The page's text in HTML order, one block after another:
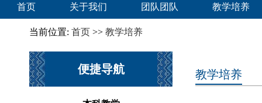
首页 关于我们 团队团队 教学培养
当前位置: 首页 >> 教学培养
便捷导航 教学培养